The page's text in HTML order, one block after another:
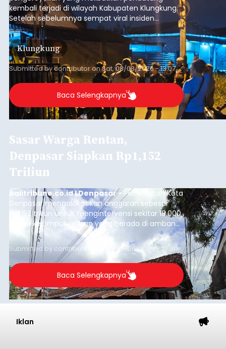
kembali terjadi di wilayah Kabupaten Klungkung.
Setelah sebelumnya sempat viral insiden
keributan di barat Pasar Galiran, peristiwa serupa
kini menimpa seorang pemuda asal Kabupaten
Sumba Barat Daya (SBD), Nusa Tenggara Timur
(NTT).
Klungkung
Submitted bycontributoronSat, 08/08/2026 - 13:07
Baca Selengkapnya
Sasar Warga Rentan,
Denpasar Siapkan Rp1,152
Triliun
balitribune.co.id I Denpasar - Pemerintah Kota
Denpasar mengalokasikan anggaran sebesar
Rp1,152 triliun untuk mengintervensi sekitar 18.000
warga kelompok rentan yang berada di ambang
garis kemiskinan. Langkah strategis ini diambil
guna menjaga masyarakat yang berada pada
kelompok desil 5 dan 6 tersebut agar tidak
merosot ke kategori miskin.
Submitted by contributor Thu, 08/06/2026 - 21:31
Baca Selengkapnya
Iklan